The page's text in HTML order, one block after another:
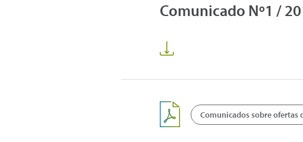
Comunicado Nº1 /
Comunicados sobre ofertas